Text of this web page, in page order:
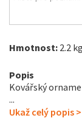
Hmotnost: 2.2 kg
Popis
Kovářský
...
Ukaž celý popis >